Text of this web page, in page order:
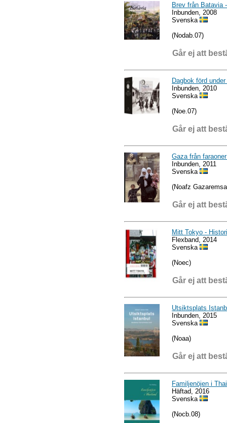
Brev från Batavia
Inbunden, 2008
Svenska
(Nodab.07)
Går ej att
Dagbok förd
Inbunden, 2010
Svenska
(Noe.07)
Går ej att
Gaza från
Inbunden, 2011
Svenska
(Noafz
Går ej att
Mitt Tokyo -
Flexband, 2014
Svenska
(Noec)
Går ej att
Utsiktsplats
Inbunden, 2015
Svenska
(Noaa)
Går ej att
Familjenöjen i
Häftad, 2016
Svenska
(Nocb.08)